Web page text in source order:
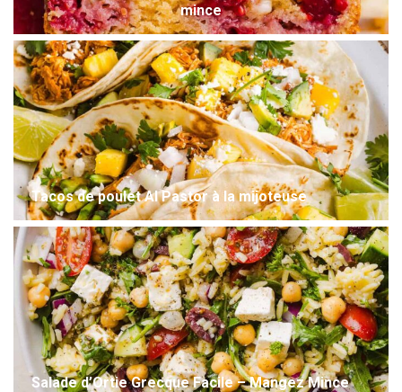
mince
Tacos de poulet Al Pastor à la mijoteuse
Salade d’Ortie Grecque Facile – Mangez Mince